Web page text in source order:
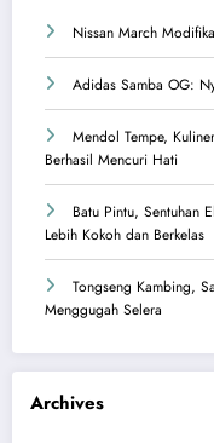
Nissan March
Adidas Samba OG:
Mendol Tempe,
Berhasil Mencuri Hati
Batu Pintu, Sentuhan
Lebih Kokoh dan Berkelas
Tongseng Kambing,
Menggugah Selera
Archives